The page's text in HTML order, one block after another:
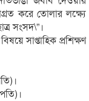
করে তোলার লক্ষ্যে
সংসদ\”।
সাপ্তাহিক প্রশিক্ষণ